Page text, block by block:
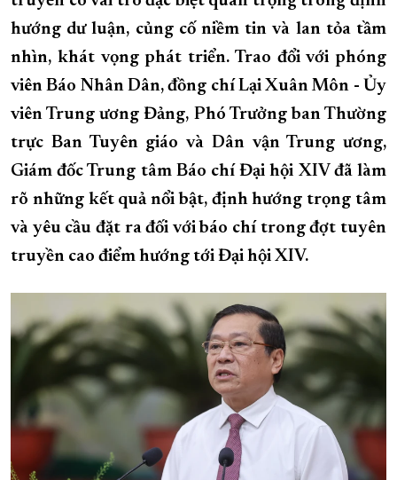
KHOẢNH KHẮC ĐẸP XỨ TRẦM
XÂY DỰNG KHÁNH HÒA TRỞ THÀNH THÀNH PHỐ TRỰC THUỘC
ĐẠI HỘI ĐẢNG CÁC CẤP TRANG CHỦ VỀ BÁO KHÁNH HÒA
hướng dư luận, củng cố niềm tin và lan tỏa tầm
nhìn, khát vọng phát triển. Trao đổi với phóng
viên Báo Nhân Dân, đồng chí Lại Xuân Môn - Ủy
viên Trung ương Đảng, Phó Trưởng ban Thường
trực Ban Tuyên giáo và Dân vận Trung ương,
Giám đốc Trung tâm Báo chí Đại hội XIV đã làm
rõ những kết quả nổi bật, định hướng trọng tâm
và yêu cầu đặt ra đối với báo chí trong đợt tuyên
truyền cao điểm hướng tới Đại hội XIV.